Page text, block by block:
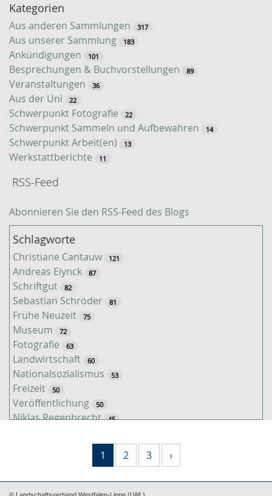
S
u
c
h
e
Kategorien
Aus anderen Sammlungen 317
Aus unserer Sammlung 183
Ankündigungen 101
Besprechungen & Buchvorstellungen 89
Veranstaltungen 36
Aus der Uni 22
Schwerpunkt Fotografie 22
Schwerpunkt Sammeln und Aufbewahren 14
Schwerpunkt Arbeit(en) 13
Werkstattberichte 11
RSS-Feed
Abonnieren Sie den RSS-Feed des Blogs
Schlagworte
Christiane Cantauw 121
Andreas Eiynck 87
Schriftgut 82
Sebastian Schröder 81
Frühe Neuzeit 75
Museum 72
Fotografie 63
Landwirtschaft 60
Nationalsozialismus 53
Freizeit 50
Veröffentlichung 50
Niklas Regenbrecht 45
Jahreszeiten 31
1 2 3 ›